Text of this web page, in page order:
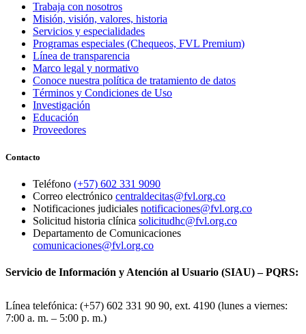
Trabaja con nosotros
Misión, visión, valores, historia
Servicios y especialidades
Programas especiales (Chequeos, FVL Premium)
Línea de transparencia
Marco legal y normativo
Conoce nuestra política de tratamiento de datos
Términos y Condiciones de Uso
Investigación
Educación
Proveedores
Contacto
Teléfono (+57) 602 331 9090
Correo electrónico centraldecitas@fvl.org.co
Notificaciones judiciales notificaciones@fvl.org.co
Solicitud historia clínica solicitudhc@fvl.org.co
Departamento de Comunicaciones
comunicaciones@fvl.org.co
Servicio de Información y Atención al Usuario (SIAU) – PQRS:
Línea telefónica: (+57) 602 331 90 90, ext. 4190 (lunes a viernes:
7:00 a. m. – 5:00 p. m.)